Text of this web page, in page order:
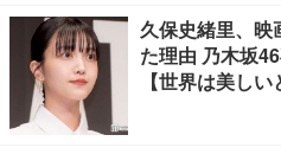
久保史緒里、映
た理由 乃木坂
【世界は美し